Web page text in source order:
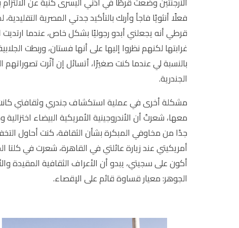
فعلًا أنثويًا فاجأ وأربك بالتأكيد جدتي المصرية
قرطي أنه يجعلني أبدو رجوليًا بشكل خاص، عندما
غرابتها لكنهم نظروا إليها على أنها فستان، وربطت
بالنسبة لي عندما كنت صغيرًا، أتسائل إن أثّرت
الجندرية.
مشكلة أخرى في عملية استكشاف جندري وثقافتي كانت
معها، شعرتُ أن الأندروجينية الأمريكية البيضاء
جدًا من مخاوفي المبكرة بشأن الثقافة، كنت أحاول
أمريكيتي عند زيارة عائلتي في القاهرة، شعرت في كلتا
أكون على سجيتي، يبدو أن الأعراف الثقافية المقيدة
الجوهر: معيار قساوة قائم على الإقصاء.